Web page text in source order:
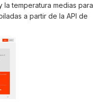
temperatura medias para
a partir de la API de